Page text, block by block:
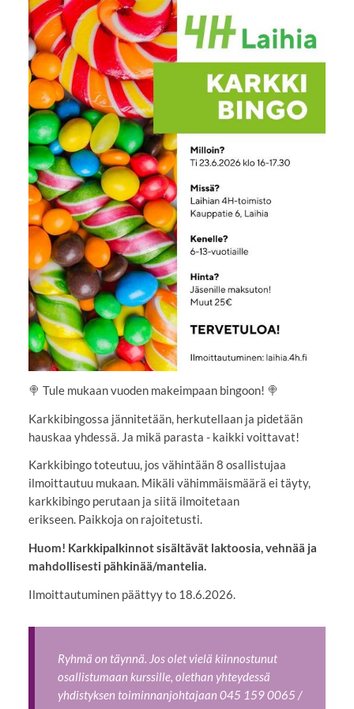
🍭 Tule mukaan vuoden makeimpaan bingoon! 🍭
Karkkibingossa jännitetään, herkutellaan ja pidetään
hauskaa yhdessä. Ja mikä parasta - kaikki voittavat!
Karkkibingo toteutuu, jos vähintään 8 osallistujaa
ilmoittautuu mukaan. Mikäli vähimmäismäärä ei täyty,
karkkibingo perutaan ja siitä ilmoitetaan
erikseen. Paikkoja on rajoitetusti.
Huom! Karkkipalkinnot sisältävät laktoosia, vehnää ja
mahdollisesti pähkinää/mantelia.
Ilmoittautuminen päättyy to 18.6.2026.
Ryhmä on täynnä. Jos olet vielä kiinnostunut
osallistumaan kurssille, olethan yhteydessä
yhdistyksen toiminnanjohtajaan 045 159 0065 /